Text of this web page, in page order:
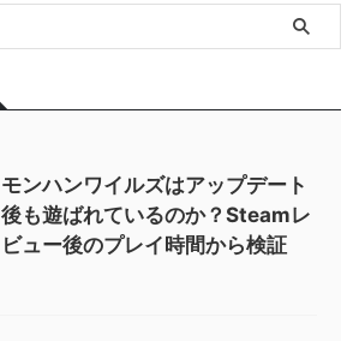
モンハンワイルズはアップデート
後も遊ばれているのか？Steamレ
ビュー後のプレイ時間から検証